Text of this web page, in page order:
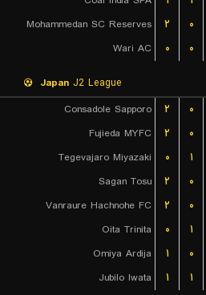
Mohammedan SC Reserves
۲ ۰
Wari AC
۰ ۰
Japan J2 League
Consadole Sapporo
۲ ۰
Fujieda MYFC
۲ ۰
Tegevajaro Miyazaki
۰ ۱
Sagan Tosu
۲ ۰
Vanraure Hachnohe FC
۲ ۰
Oita Trinita
۰ ۱
Omiya Ardija
۱ ۰
Jubilo Iwata
۱ ۱